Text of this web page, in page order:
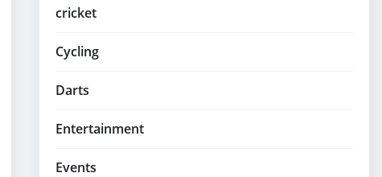
cricket
Cycling
Darts
Entertainment
Events